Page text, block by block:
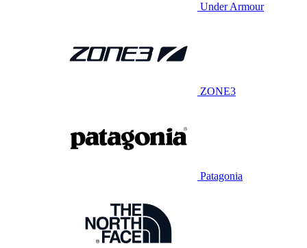
Under Armour
ZONE3
Patagonia